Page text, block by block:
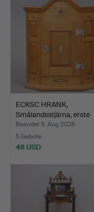
ECKSC HRANK,
Smålandsstjärna, erste
Hälfte…
Beendet 5. Aug 2026
5 Gebote
48 USD